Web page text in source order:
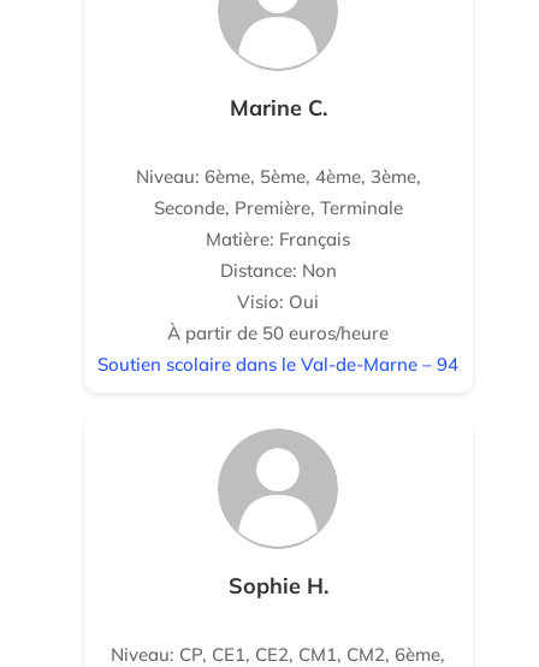
Marine C.
Niveau: 6ème, 5ème, 4ème, 3ème,
Seconde, Première, Terminale
Matière: Français
Distance: Non
Visio: Oui
À partir de 50 euros/heure
Soutien scolaire dans le Val-de-Marne – 94
Sophie H.
Niveau: CP, CE1, CE2, CM1, CM2, 6ème,